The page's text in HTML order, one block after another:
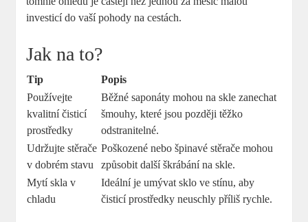
investicí do vaší pohody na cestách.
Jak na to?
Tip
Popis
Používejte
kvalitní čisticí
prostředky
Běžné saponáty mohou na skle zanechat
šmouhy, které jsou později těžko
odstranitelné.
Udržujte stěrače
v dobrém stavu
Poškozené nebo špinavé stěrače mohou
způsobit další škrábání na skle.
Mytí skla v
chladu
Ideální je umývat sklo ve stínu, aby
čisticí prostředky neuschly příliš rychle.